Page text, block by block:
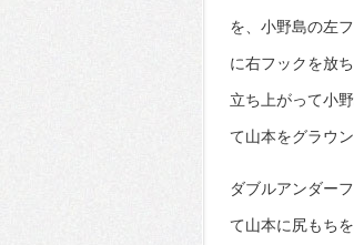
を、小野島の左
に右フックを放
立ち上がって小
て山本をグラウ
ダブルアンダー
て山本に尻もち